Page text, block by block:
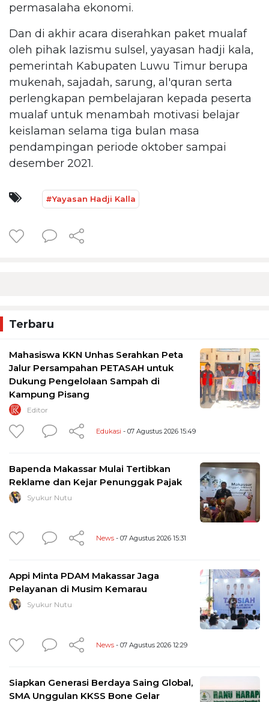
permasalaha ekonomi.
Dan di akhir acara diserahkan paket mualaf
oleh pihak lazismu sulsel, yayasan hadji kala,
pemerintah Kabupaten Luwu Timur berupa
mukenah, sajadah, sarung, al'quran serta
perlengkapan pembelajaran kepada peserta
mualaf untuk menambah motivasi belajar
keislaman selama tiga bulan masa
pendampingan periode oktober sampai
desember 2021.
#Yayasan Hadji Kalla
Terbaru
Mahasiswa KKN Unhas Serahkan Peta
Jalur Persampahan PETASAH untuk
Dukung Pengelolaan Sampah di
Kampung Pisang
Editor
Edukasi - 07 Agustus 2026 15:49
Bapenda Makassar Mulai Tertibkan
Reklame dan Kejar Penunggak Pajak
Syukur Nutu
News - 07 Agustus 2026 15:31
Appi Minta PDAM Makassar Jaga
Pelayanan di Musim Kemarau
Syukur Nutu
News - 07 Agustus 2026 12:29
Siapkan Generasi Berdaya Saing Global,
SMA Unggulan KKSS Bone Gelar